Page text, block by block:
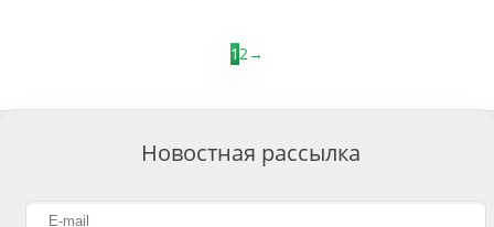
12→
Новостная рассылка